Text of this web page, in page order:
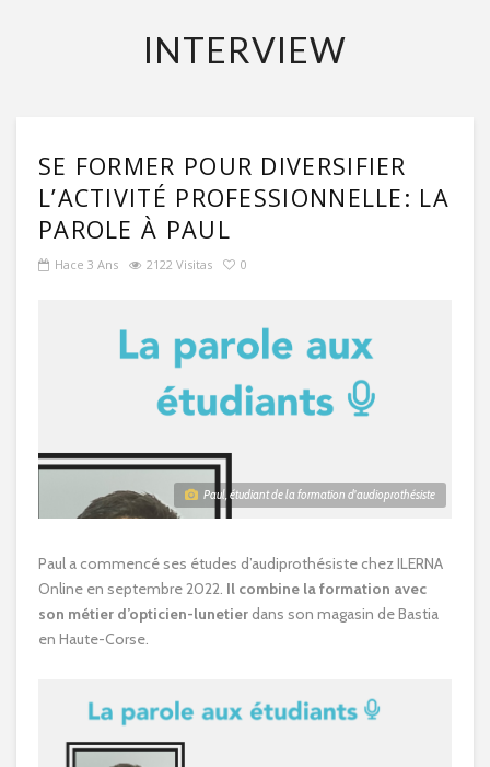
INTERVIEW
SE FORMER POUR DIVERSIFIER
L’ACTIVITÉ PROFESSIONNELLE: LA
PAROLE À PAUL
Hace 3 Ans 2122 Visitas 0
Paul, étudiant de la formation d'audioprothésiste
Paul a commencé ses études d’audiprothésiste chez ILERNA
Online en septembre 2022. Il combine la formation avec
son métier d’opticien-lunetierdans son magasin de Bastia
en Haute-Corse.